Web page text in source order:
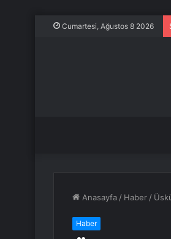
Cumartesi, Ağustos 8 2026
Anasayfa / Haber /
Haber